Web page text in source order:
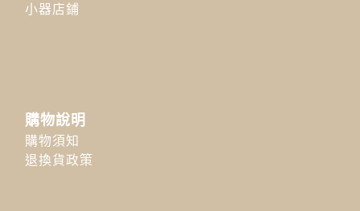
小器店鋪
購物說明
購物須知
退換貨政策